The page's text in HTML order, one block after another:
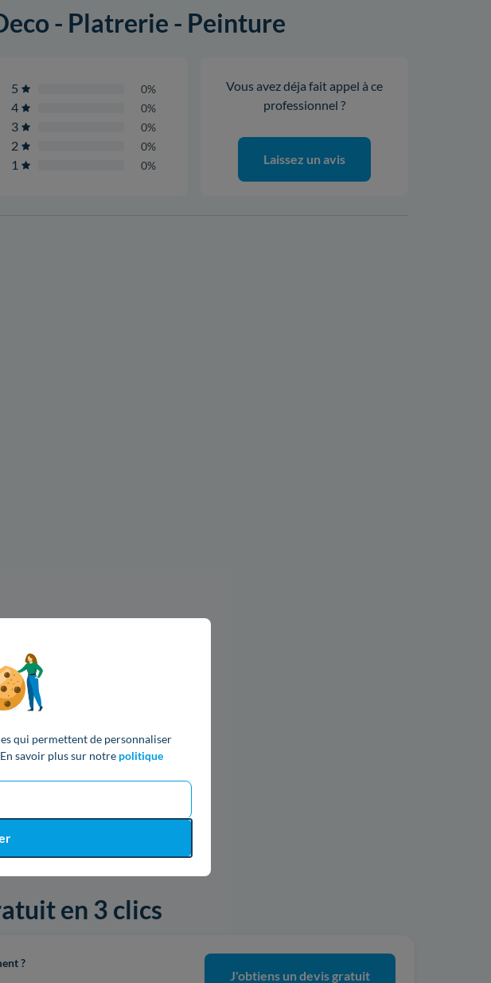
qui permettent de personnaliser
savoir plus sur notre politique
- Platrerie - Peinture
5 0%
4 0%
3 0%
2 0%
1 0%
Vous avez déja fait appel à ce
professionnel ?
Laissez un avis
en 3 clics
?
J'obtiens un devis gratuit